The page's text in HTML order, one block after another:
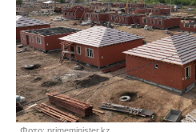
Фото: primeminister.kz